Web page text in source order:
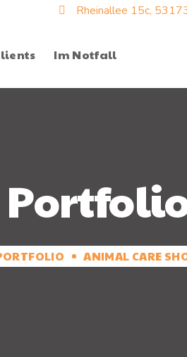
Rheinallee 15c,
Im Notfall
ANIMAL CARE